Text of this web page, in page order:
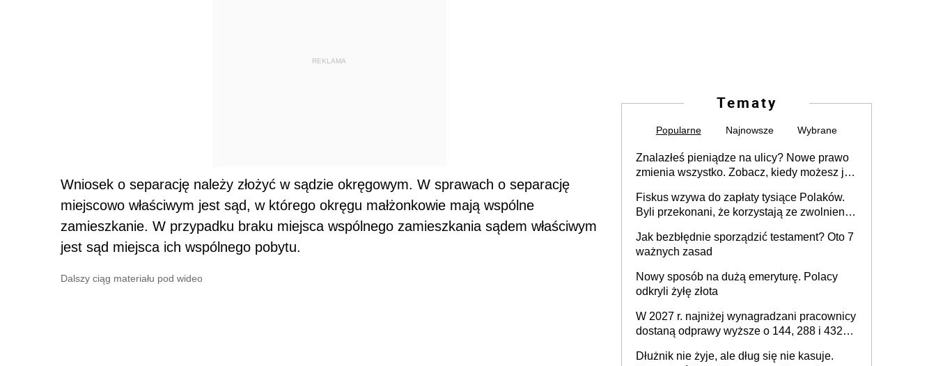
REKLAMA
Wniosek o separację należy złożyć w sądzie okręgowym. W sprawach o separację
miejscowo właściwym jest sąd, w którego okręgu małżonkowie mają wspólne
zamieszkanie. W przypadku braku miejsca wspólnego zamieszkania sądem właściwym
jest sąd miejsca ich wspólnego pobytu.
Dalszy ciąg materiału pod wideo
Tematy
Popularne Najnowsze Wybrane
Znalazłeś pieniądze na ulicy? Nowe prawo
zmienia wszystko. Zobacz, kiedy możesz je
Fiskus wzywa do zapłaty tysiące Polaków.
Byli przekonani, że korzystają ze zwolnienia
Jak bezbłędnie sporządzić testament? Oto 7
ważnych zasad
Nowy sposób na dużą emeryturę. Polacy
odkryli żyłę złota
W 2027 r. najniżej wynagradzani pracownicy
dostaną odprawy wyższe o 144, 288 i 432
Dłużnik nie żyje, ale dług się nie kasuje.